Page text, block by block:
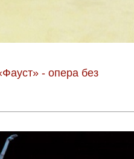
- опера без